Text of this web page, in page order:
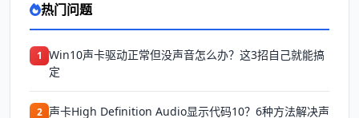
热门问题
1 Win10声卡驱动正常但没声音怎么办？这3招自己就能搞
定
2 声卡High Definition Audio显示代码10？6种方法解决声